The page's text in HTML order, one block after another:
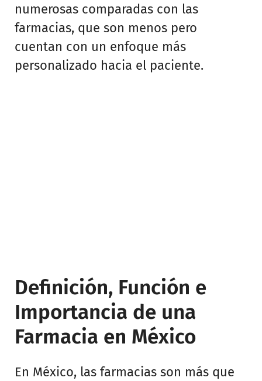
numerosas comparadas con las
farmacias, que son menos pero
cuentan con un enfoque más
personalizado hacia el paciente.
Definición, Función e
Importancia de una
Farmacia en México
En México, las farmacias son más que